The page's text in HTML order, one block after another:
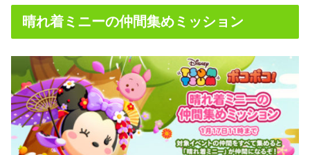
晴れ着ミニーの仲間集めミッション